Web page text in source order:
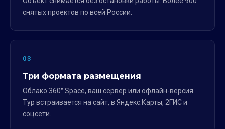
снятых проектов по всей России.
03
Три формата размещения
Облако 360° Space, ваш сервер или офлайн-версия.
Тур встраивается на сайт, в Яндекс.Карты, 2ГИС и
соцсети.